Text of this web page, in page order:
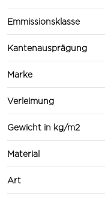
Emmissionsklasse
Kantenausprägung
Marke
Verleimung
Gewicht in kg/m2
Material
Art